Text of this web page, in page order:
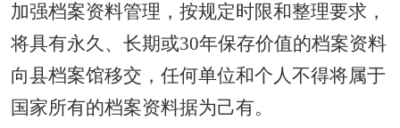
加强档案资料管理，按规定时限和整理要求，
将具有永久、长期或30年保存价值的档案资料
向县档案馆移交，任何单位和个人不得将属于
国家所有的档案资料据为己有。